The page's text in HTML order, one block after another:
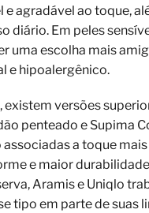
e agradável ao toque,
diário. Em peles
uma escolha mais
e hipoalergênico.
existem versões
penteado e Supima
associadas a toque
e maior
Aramis e Uniqlo
tipo em parte de suas